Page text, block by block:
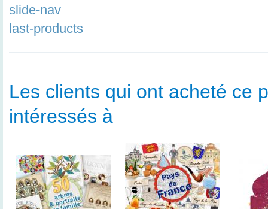
slide-nav
last-products
Les clients qui ont acheté ce
intéressés à